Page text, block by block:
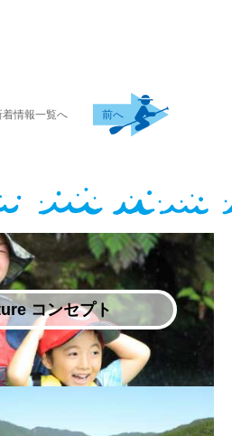
着情報一覧へ 前へ
コンセプト